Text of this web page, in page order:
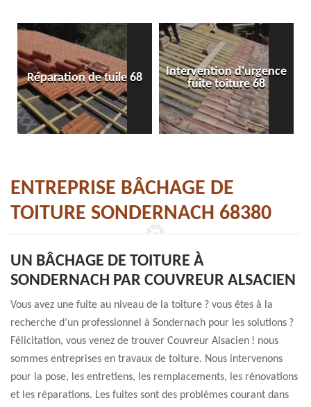
Réparation de tuile 68
Intervention d'urgence
fuite toiture 68
ENTREPRISE BÂCHAGE DE
TOITURE SONDERNACH 68380
UN BÂCHAGE DE TOITURE À
SONDERNACH PAR COUVREUR ALSACIEN
Vous avez une fuite au niveau de la toiture ? vous êtes à la
recherche d’un professionnel à Sondernach pour les solutions ?
Félicitation, vous venez de trouver Couvreur Alsacien ! nous
sommes entreprises en travaux de toiture. Nous intervenons
pour la pose, les entretiens, les remplacements, les rénovations
et les réparations. Les fuites sont des problèmes courant dans